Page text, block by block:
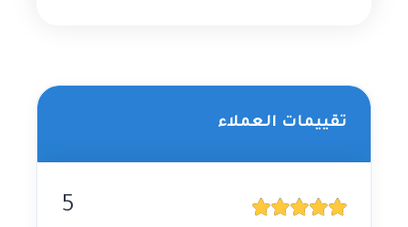
تقييمات العملاء
5